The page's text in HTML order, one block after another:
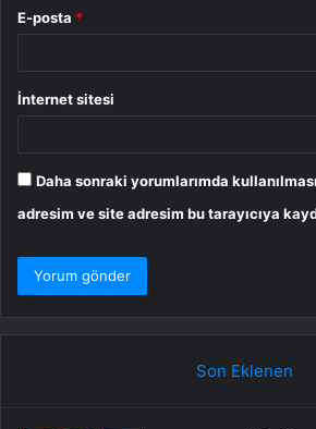
E-posta *
İnternet sitesi
Daha sonraki yorumlarımda
adresim ve site adresim bu tarayıcıya
Son Eklenen